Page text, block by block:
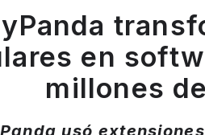
en
millones
usó